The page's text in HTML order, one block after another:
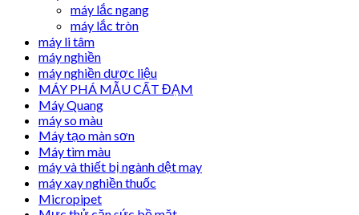
máy lắc ngang
máy lắc tròn
máy li tâm
máy nghiền
máy nghiền dược liệu
MÁY PHÁ MẪU CẤT ĐẠM
Máy Quang
máy so màu
Máy tạo màn sơn
Máy tìm màu
máy và thiết bị ngành dệt may
máy xay nghiền thuốc
Micropipet